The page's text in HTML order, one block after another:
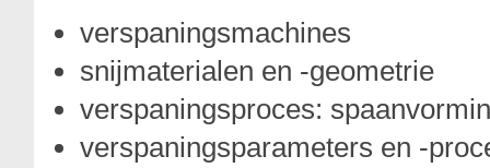
verspaningsmachines
snijmaterialen en -geometrie
verspaningsproces:
verspaningsparameters en -